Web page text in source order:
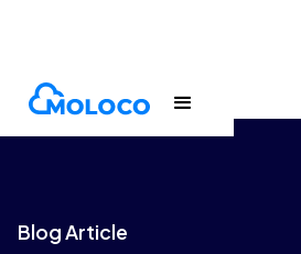
Blogs Article
Blog Article